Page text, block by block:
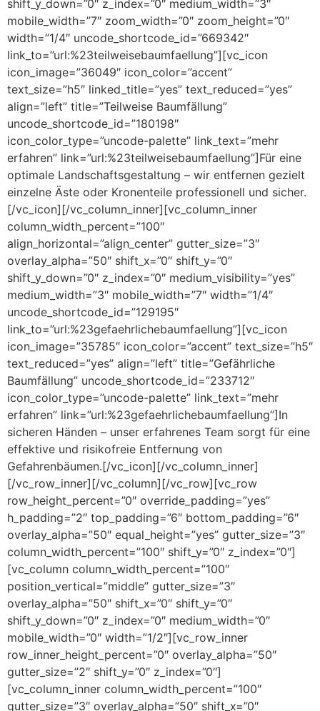
shift_y_down=”0″ z_index=”0″ medium_width=”3″
mobile_width=”7″ zoom_width=”0″ zoom_height=”0″
width=”1/4″ uncode_shortcode_id=”669342″
link_to=”url:%23teilweisebaumfaellung”][vc_icon
icon_image=”36049″ icon_color=”accent”
text_size=”h5″ linked_title=”yes” text_reduced=”yes”
align=”left” title=”Teilweise Baumfällung”
uncode_shortcode_id=”180198″
icon_color_type=”uncode-palette” link_text=”mehr
erfahren” link=”url:%23teilweisebaumfaellung”]Für eine
optimale Landschaftsgestaltung – wir entfernen gezielt
einzelne Äste oder Kronenteile professionell und sicher.
[/vc_icon][/vc_column_inner][vc_column_inner
column_width_percent=”100″
align_horizontal=”align_center” gutter_size=”3″
overlay_alpha=”50″ shift_x=”0″ shift_y=”0″
shift_y_down=”0″ z_index=”0″ medium_visibility=”yes”
medium_width=”3″ mobile_width=”7″ width=”1/4″
uncode_shortcode_id=”129195″
link_to=”url:%23gefaehrlichebaumfaellung”][vc_icon
icon_image=”35785″ icon_color=”accent” text_size=”h5″
text_reduced=”yes” align=”left” title=”Gefährliche
Baumfällung” uncode_shortcode_id=”233712″
icon_color_type=”uncode-palette” link_text=”mehr
erfahren” link=”url:%23gefaehrlichebaumfaellung”]In
sicheren Händen – unser erfahrenes Team sorgt für eine
effektive und risikofreie Entfernung von
Gefahrenbäumen.[/vc_icon][/vc_column_inner]
[/vc_row_inner][/vc_column][/vc_row][vc_row
row_height_percent=”0″ override_padding=”yes”
h_padding=”2″ top_padding=”6″ bottom_padding=”6″
overlay_alpha=”50″ equal_height=”yes” gutter_size=”3″
column_width_percent=”100″ shift_y=”0″ z_index=”0″]
[vc_column column_width_percent=”100″
position_vertical=”middle” gutter_size=”3″
overlay_alpha=”50″ shift_x=”0″ shift_y=”0″
shift_y_down=”0″ z_index=”0″ medium_width=”0″
mobile_width=”0″ width=”1/2″][vc_row_inner
row_inner_height_percent=”0″ overlay_alpha=”50″
gutter_size=”2″ shift_y=”0″ z_index=”0″]
[vc_column_inner column_width_percent=”100″
gutter_size=”3″ overlay_alpha=”50″ shift_x=”0″